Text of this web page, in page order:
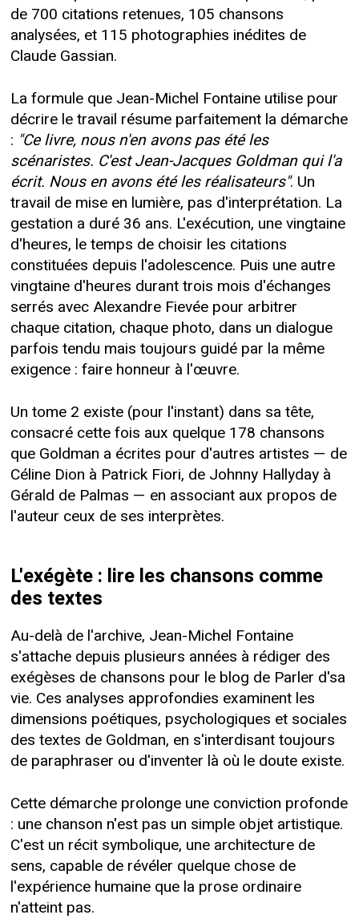
de 700 citations retenues, 105 chansons
analysées, et 115 photographies inédites de
Claude Gassian.
La formule que Jean-Michel Fontaine utilise pour
décrire le travail résume parfaitement la démarche
: "Ce livre, nous n'en avons pas été les
scénaristes. C'est Jean-Jacques Goldman qui l'a
écrit. Nous en avons été les réalisateurs". Un
travail de mise en lumière, pas d'interprétation. La
gestation a duré 36 ans. L'exécution, une vingtaine
d'heures, le temps de choisir les citations
constituées depuis l'adolescence. Puis une autre
vingtaine d'heures durant trois mois d'échanges
serrés avec Alexandre Fievée pour arbitrer
chaque citation, chaque photo, dans un dialogue
parfois tendu mais toujours guidé par la même
exigence : faire honneur à l'œuvre.
Un tome 2 existe (pour l'instant) dans sa tête,
consacré cette fois aux quelque 178 chansons
que Goldman a écrites pour d'autres artistes — de
Céline Dion à Patrick Fiori, de Johnny Hallyday à
Gérald de Palmas — en associant aux propos de
l'auteur ceux de ses interprètes.
L'exégète : lire les chansons comme
des textes
Au-delà de l'archive, Jean-Michel Fontaine
s'attache depuis plusieurs années à rédiger des
exégèses de chansons pour le blog de Parler d'sa
vie. Ces analyses approfondies examinent les
dimensions poétiques, psychologiques et sociales
des textes de Goldman, en s'interdisant toujours
de paraphraser ou d'inventer là où le doute existe.
Cette démarche prolonge une conviction profonde
: une chanson n'est pas un simple objet artistique.
C'est un récit symbolique, une architecture de
sens, capable de révéler quelque chose de
l'expérience humaine que la prose ordinaire
n'atteint pas.